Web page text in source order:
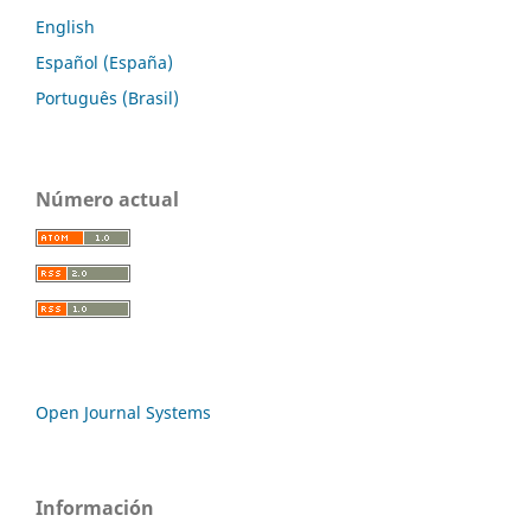
English
Español (España)
Português (Brasil)
Número actual
Open Journal Systems
Información